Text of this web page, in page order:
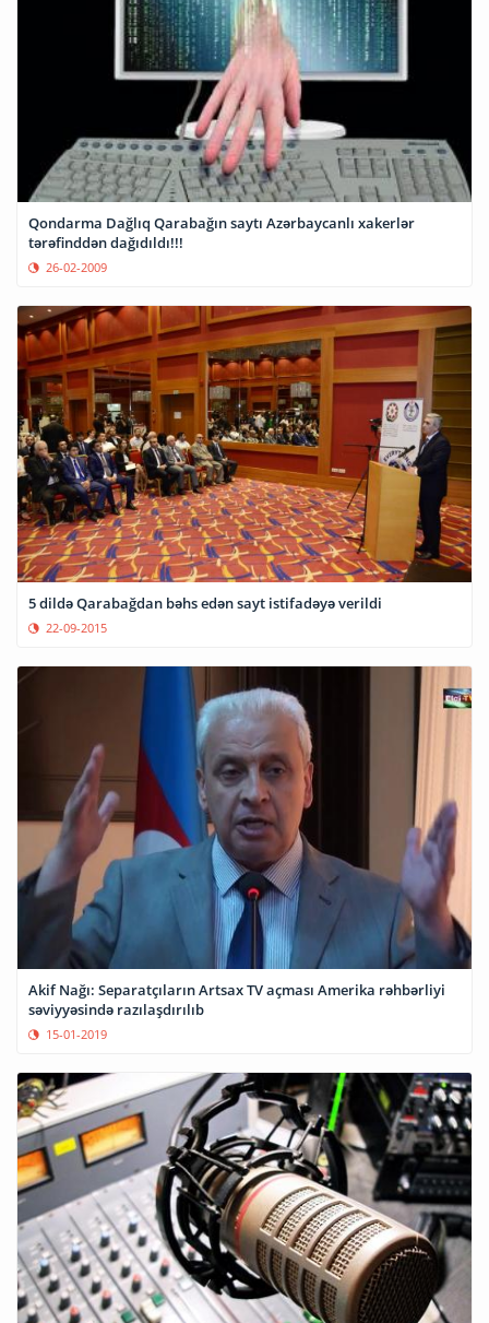
Qondarma Dağlıq Qarabağın saytı Azərbaycanlı xakerlər
tərəfinddən dağıdıldı!!!
26-02-2009
5 dildə Qarabağdan bəhs edən sayt istifadəyə verildi
22-09-2015
Akif Nağı: Separatçıların Artsax TV açması Amerika rəhbərliyi
səviyyəsində razılaşdırılıb
15-01-2019